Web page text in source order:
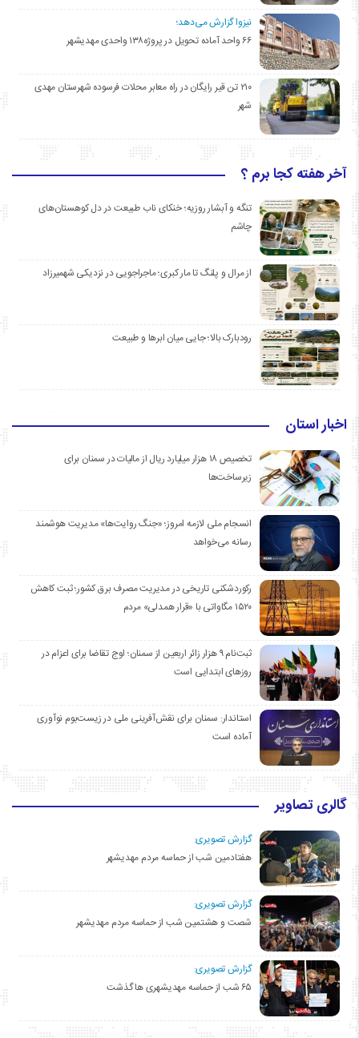
نیزوا گزارش می‌دهد؛
۶۶ واحد آماده تحویل در پروژه۱۳۸ واحدی مهدیشهر
۲۱۰ تن قیر رایگان در راه معابر محلات فرسوده شهرستان مهدی
شهر
آخر هفته کجا برم ؟
تنگه و آبشار روزیه؛ خنکای ناب طبیعت در دل کوهستان‌های
چاشم
از مرال و پلنگ تا مار کبری؛ ماجراجویی در نزدیکی شهمیرزاد
رودبارک بالا؛ جایی میان ابرها و طبیعت
اخبار استان
تخصیص ۱۸ هزار میلیارد ریال از مالیات در سمنان برای
زیرساخت‌ها
انسجام ملی لازمه امروز؛ «جنگ روایت‌ها» مدیریت هوشمند
رسانه می‌خواهد
رکوردشکنی تاریخی در مدیریت مصرف برق کشور؛ ثبت کاهش
۱۵۲۰ مگاواتی با «قرار همدلی» مردم
ثبت‌نام ۹ هزار زائر اربعین از سمنان؛ اوج تقاضا برای اعزام در
روزهای ابتدایی است
استاندار: سمنان برای نقش‌آفرینی ملی در زیست‌بوم نوآوری
آماده است
گالری تصاویر
گزارش تصویری:
هفتادمین شب از حماسه مردم مهدیشهر
گزارش تصویری:
شصت و هشتمین شب از حماسه مردم مهدیشهر
گزارش تصویری:
۶۵ شب از حماسه مهدیشهری ها گذشت